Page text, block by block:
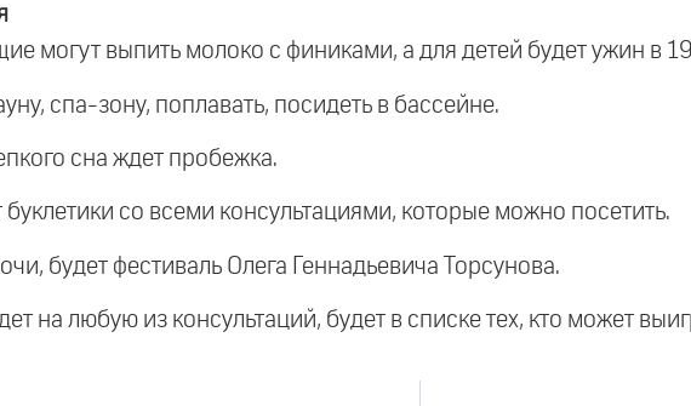
могут выпить молоко с финиками, а для детей будет ужин в
спа-зону, поплавать, посидеть в бассейне.
сна ждет пробежка.
со всеми консультациями, которые можно посетить.
будет фестиваль Олега Геннадьевича Торсунова.
на любую из консультаций, будет в списке тех, кто может